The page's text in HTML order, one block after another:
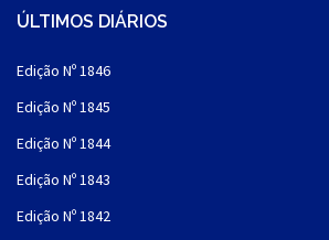
ÚLTIMOS DIÁRIOS
Edição Nº 1846
Edição Nº 1845
Edição Nº 1844
Edição Nº 1843
Edição Nº 1842